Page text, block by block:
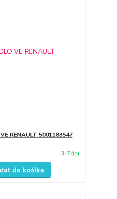
RENAULT 5001183547
3-7 dní
do košíka